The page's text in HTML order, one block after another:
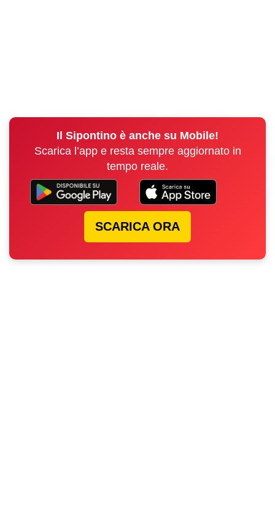
Il Sipontino è anche su Mobile!
Scarica l’app e resta sempre aggiornato in
tempo reale.
SCARICA ORA